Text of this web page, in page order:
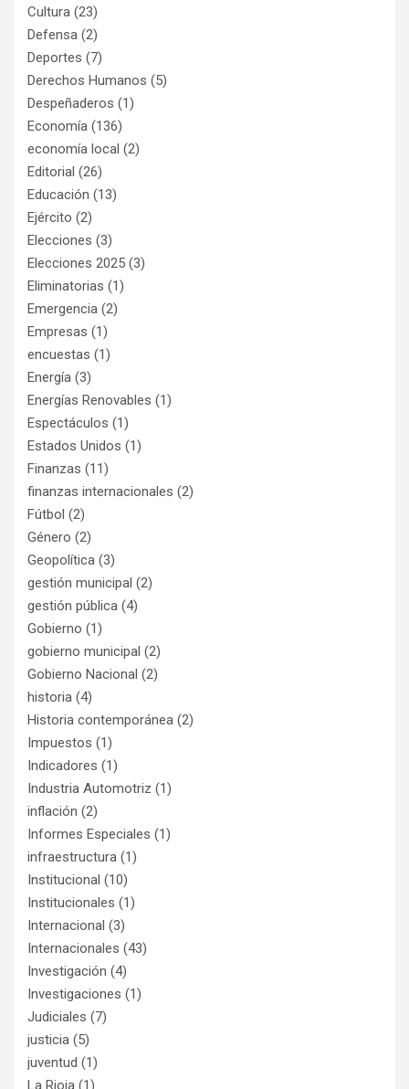
Cultura (23)
Defensa (2)
Deportes (7)
Derechos Humanos (5)
Despeñaderos (1)
Economía (136)
economía local (2)
Editorial (26)
Educación (13)
Ejército (2)
Elecciones (3)
Elecciones 2025 (3)
Eliminatorias (1)
Emergencia (2)
Empresas (1)
encuestas (1)
Energía (3)
Energías Renovables (1)
Espectáculos (1)
Estados Unidos (1)
Finanzas (11)
finanzas internacionales (2)
Fútbol (2)
Género (2)
Geopolítica (3)
gestión municipal (2)
gestión pública (4)
Gobierno (1)
gobierno municipal (2)
Gobierno Nacional (2)
historia (4)
Historia contemporánea (2)
Impuestos (1)
Indicadores (1)
Industria Automotriz (1)
inflación (2)
Informes Especiales (1)
infraestructura (1)
Institucional (10)
Institucionales (1)
Internacional (3)
Internacionales (43)
Investigación (4)
Investigaciones (1)
Judiciales (7)
justicia (5)
juventud (1)
La Rioja (1)